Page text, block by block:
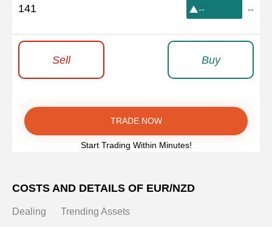
141 -- --
Sell Buy
TRADE NOW
Start Trading Within Minutes!
COSTS AND DETAILS OF EUR/NZD
Dealing Trending Assets